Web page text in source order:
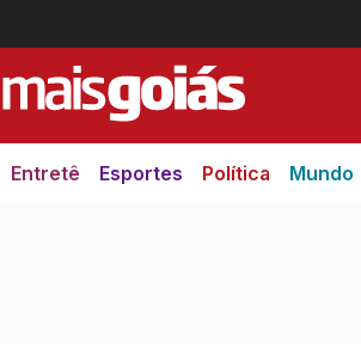
Entretê Esportes Política Mundo